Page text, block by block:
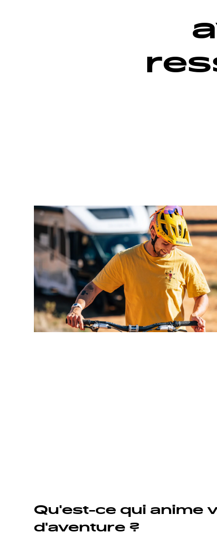
Qu'est-ce qui anime
d'aventure ?